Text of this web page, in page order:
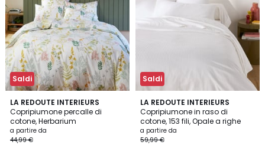
Saldi
LA REDOUTE INTERIEURS
Copripiumone percalle di
cotone, Herbarium
a partire da
44,99 €
4,6
/ 5
Saldi
LA REDOUTE INTERIEURS
Copripiumone in raso di
cotone, 153 fili, Opale a righe
a partire da
59,99 €
4,8
/ 5
2
Colori